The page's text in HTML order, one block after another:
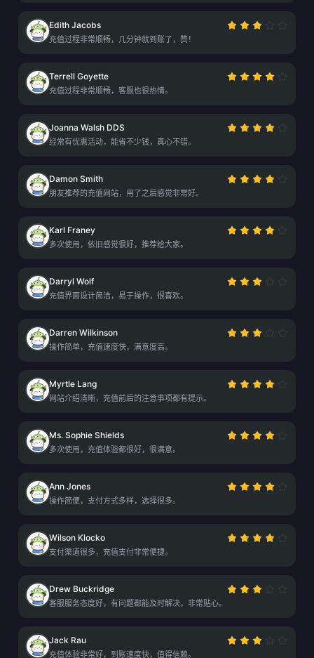
Edith Jacobs
充值过程非常顺畅，几分钟就到账了，赞！
Terrell Goyette
充值过程非常顺畅，客服也很热情。
Joanna Walsh DDS
经常有优惠活动，能省不少钱，真心不错。
Damon Smith
朋友推荐的充值网站，用了之后感觉非常好。
Karl Franey
多次使用，依旧感觉很好，推荐给大家。
Darryl Wolf
充值界面设计简洁，易于操作，很喜欢。
Darren Wilkinson
操作简单，充值速度快，满意度高。
Myrtle Lang
网站介绍清晰，充值前后的注意事项都有提示。
Ms. Sophie Shields
多次使用，充值体验都很好，很满意。
Ann Jones
操作简便，支付方式多样，选择很多。
Wilson Klocko
支付渠道很多，充值支付非常便捷。
Drew Buckridge
客服服务态度好，有问题都能及时解决，非常贴心。
Jack Rau
充值体验非常好，到账速度快，值得信赖。